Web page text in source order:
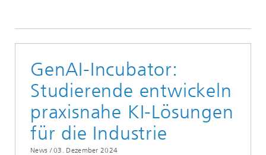
GenAI-Incubator:
Studierende entwickeln
praxisnahe KI-Lösungen
für die Industrie
News / 03. Dezember 2024